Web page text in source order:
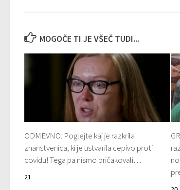
MOGOČE TI JE VŠEČ TUDI...
ODMEVNO: Poglejte kaj je razkrila
znanstvenica, ki je ustvarila cepivo proti
covidu! Tega pa nismo pričakovali…
21